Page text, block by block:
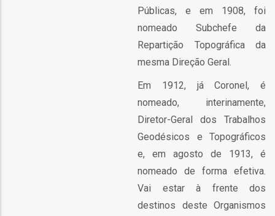
Públicas, e em 1908, foi
nomeado Subchefe da
Repartição Topográfica da
mesma Direção Geral.
Em 1912, já Coronel, é
nomeado, interinamente,
Diretor-Geral dos Trabalhos
Geodésicos e Topográficos
e, em agosto de 1913, é
nomeado de forma efetiva.
Vai estar à frente dos
destinos deste Organismos